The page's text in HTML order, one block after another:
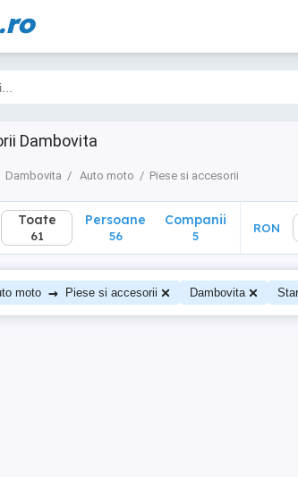
Dambovita
Dambovita Auto moto Piese si accesorii
Toate
61
Toate
61
Persoane
56
Companii
5
RON
moto → Piese si accesorii Dambovita